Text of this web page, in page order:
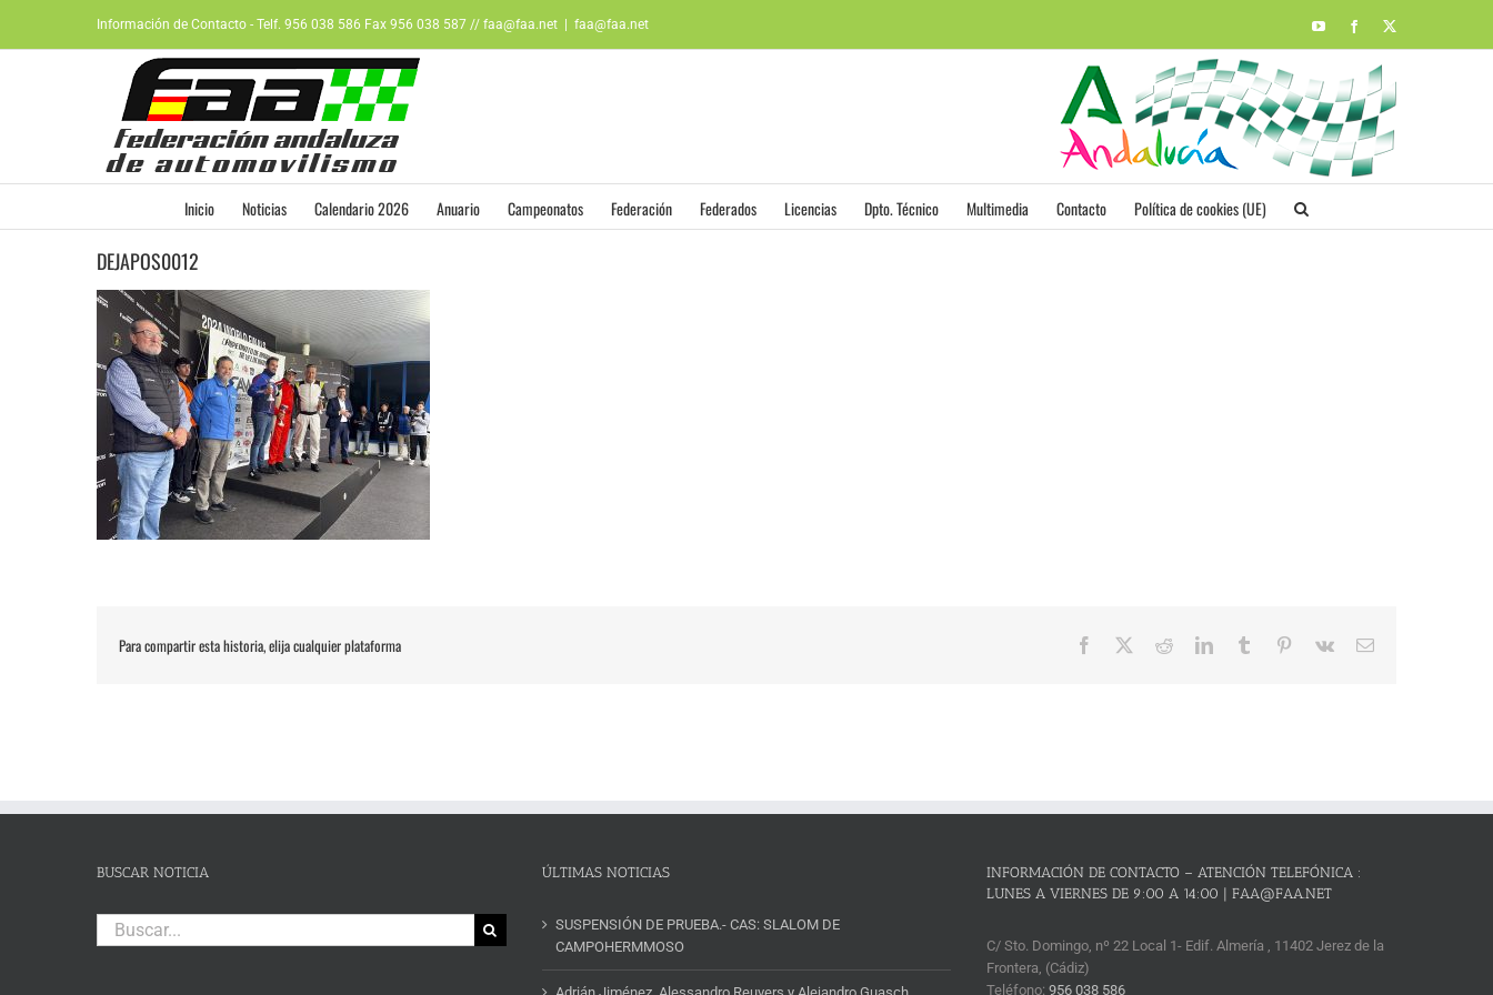
contenido
Información de Contacto - Telf. 956 038 586 Fax 956 038 587 // faa@faa.net faa@faa.net YouTubeFacebook
Inicio Noticias Calendario 2026 Anuario Campeonatos Federación Federados Licencias Dpto. Técnico Multimedia Contacto Política de cookies (UE)
DEJAPOS0012
Para compartir esta historia, elija cualquier plataforma Facebook RedditLinkedInTumblr Pinterest
Vk
Correo
BUSCAR NOTICIA
Buscar:
ÚLTIMAS NOTICIAS
SUSPENSIÓN DE PRUEBA.- CAS: SLALOM DE
CAMPOHERMMOSO
INFORMACIÓN DE CONTACTO – ATENCIÓN TELEFÓNICA :
LUNES A VIERNES DE 9:00 A 14:00 | FAA@FAA.NET
C/ Sto. Domingo, nº 22 Local 1- Edif. Almería , 11402 Jerez de la
Frontera, (Cádiz)
Teléfono:956 038 586